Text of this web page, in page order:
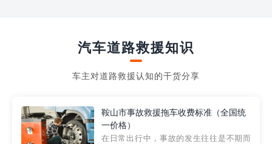
汽车道路救援知识
车主对道路救援认知的干货分享
鞍山市事故救援拖车收费标准（全国统
一价格）
在日常出行中，事故的发生往往是不期而